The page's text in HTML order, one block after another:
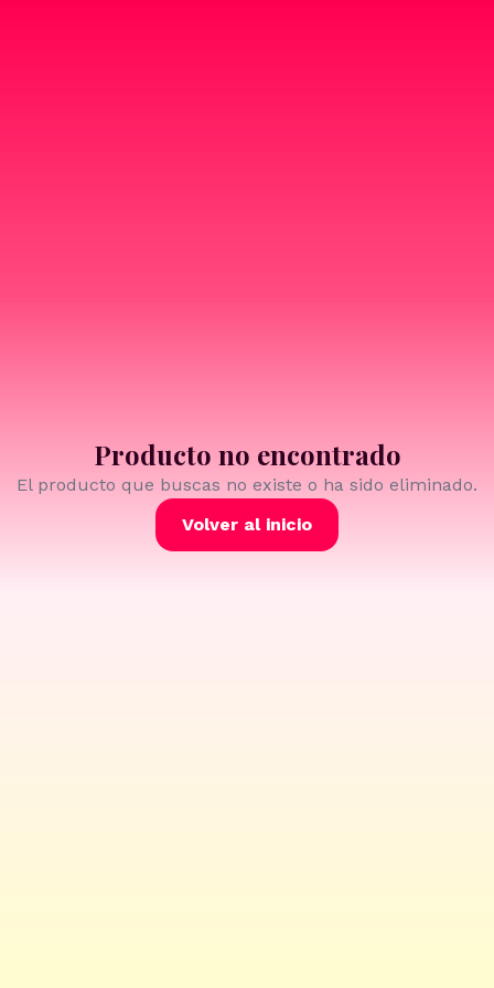
Producto no encontrado
El producto que buscas no existe o ha sido eliminado.
Volver al inicio